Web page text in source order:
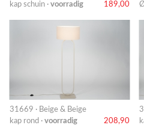
kap schuin · voorradig 189,00
31669 · Beige & Beige
kap rond · voorradig 208,90